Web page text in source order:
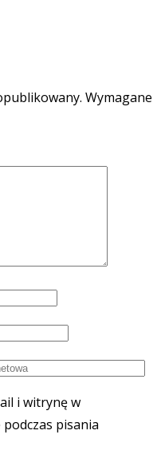
Wymagane
i witrynę w
pisania